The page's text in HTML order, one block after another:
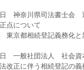
神奈川県司法書士会
点について
東京都相続登記義務化と
日 一般社団法人 社会資
改正に伴う相続登記の義